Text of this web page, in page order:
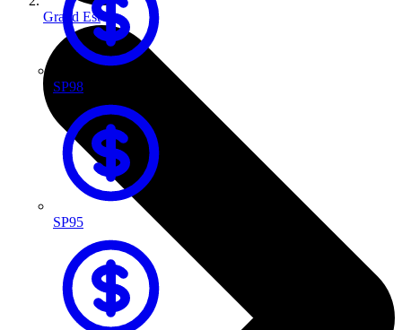
SP98
SP95
Grand Est